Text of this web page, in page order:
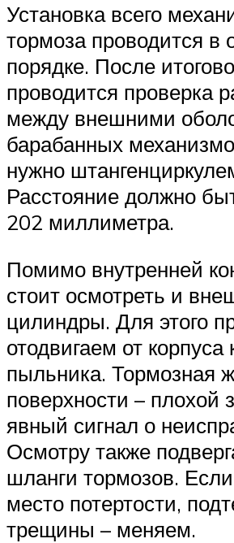
Установка всего
тормоза проводится в
порядке. После
проводится проверка
между внешними
барабанных
нужно
Расстояние должно
202 миллиметра.
Помимо внутренней
стоит осмотреть и
цилиндры. Для этого
отодвигаем от корпуса
пыльника. Тормозная
поверхности – плохой
явный сигнал о
Осмотру также
шланги тормозов.
место потертости,
трещины – меняем.